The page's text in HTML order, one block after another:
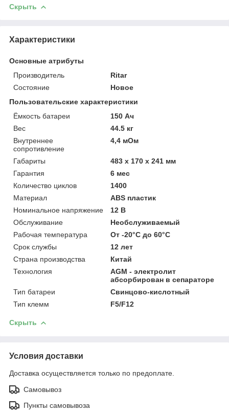
Скрыть
Характеристики
Основные атрибуты
Производитель
Ritar
Состояние
Новое
Пользовательские характеристики
Ёмкость батареи
150 Ач
Вес
44.5 кг
Внутреннее
сопротивление
4,4 мОм
Габариты
483 x 170 x 241 мм
Гарантия
6 мес
Количество циклов
1400
Материал
ABS пластик
Номинальное напряжение
12 В
Обслуживание
Необслуживаемый
Рабочая температура
От -20°C до 60°C
Срок службы
12 лет
Страна производства
Китай
Технология
AGM - электролит
абсорбирован в сепараторе
Тип батареи
Свинцово-кислотный
Тип клемм
F5/F12
Скрыть
Условия доставки
Доставка осуществляется только по предоплате.
Самовывоз
Пункты самовывоза